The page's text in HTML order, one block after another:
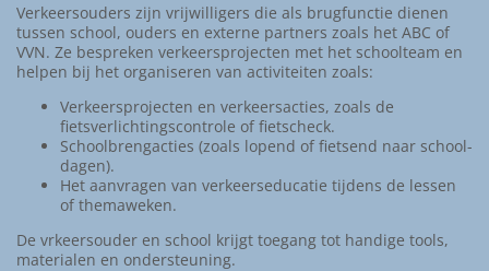
Verkeersouders zijn vrijwilligers die als brugfunctie dienen
tussen school, ouders en externe partners zoals het ABC of
VVN. Ze bespreken verkeersprojecten met het schoolteam en
helpen bij het organiseren van activiteiten zoals:
Verkeersprojecten en verkeersacties, zoals de
fietsverlichtingscontrole of fietscheck.
Schoolbrengacties (zoals lopend of fietsend naar school-
dagen).
Het aanvragen van verkeerseducatie tijdens de lessen
of themaweken.
De vrkeersouder en school krijgt toegang tot handige tools,
materialen en ondersteuning.